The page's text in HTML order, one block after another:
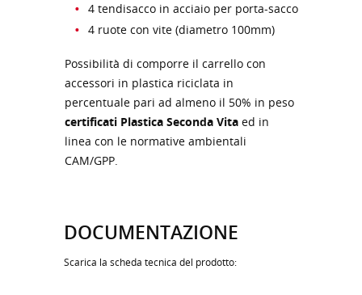
4 tendisacco in acciaio per porta-sacco
4 ruote con vite (diametro 100mm)
Possibilità di comporre il carrello con
accessori in plastica riciclata in
percentuale pari ad almeno il 50% in peso
certificati Plastica Seconda Vita ed in
linea con le normative ambientali
CAM/GPP.
DOCUMENTAZIONE
Scarica la scheda tecnica del prodotto: